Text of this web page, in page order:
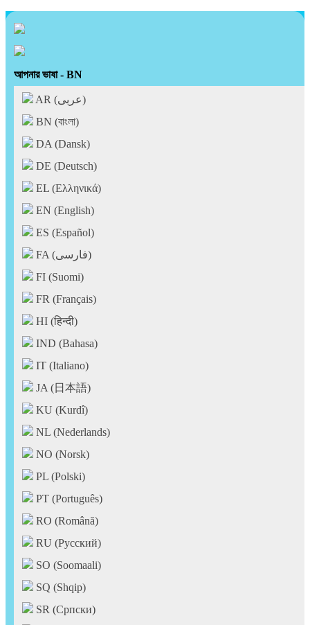
আপনার ভাষা - BN
AR (عربى)
BN (বাংলা)
DA (Dansk)
DE (Deutsch)
EL (Ελληνικά)
EN (English)
ES (Español)
FA (فارسی)
FI (Suomi)
FR (Français)
HI (हिन्दी)
IND (Bahasa)
IT (Italiano)
JA (日本語)
KU (Kurdî)
NL (Nederlands)
NO (Norsk)
PL (Polski)
PT (Português)
RO (Română)
RU (Pусский)
SO (Soomaali)
SQ (Shqip)
SR (Српски)